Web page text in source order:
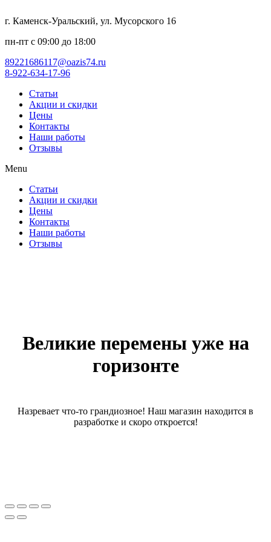
г. Каменск-Уральский, ул. Мусорского 16
пн-пт с 09:00 до 18:00
89221686117@oazis74.ru
8-922-634-17-96
Статьи
Акции и скидки
Цены
Контакты
Наши работы
Отзывы
Menu
Статьи
Акции и скидки
Цены
Контакты
Наши работы
Отзывы
Великие перемены уже на
горизонте
Назревает что-то грандиозное! Наш магазин находится в
разработке и скоро откроется!